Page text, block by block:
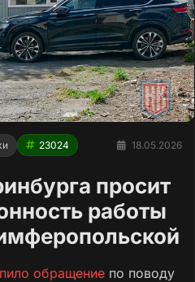
23024 18.05.2026
просит
работы
обращение по поводу